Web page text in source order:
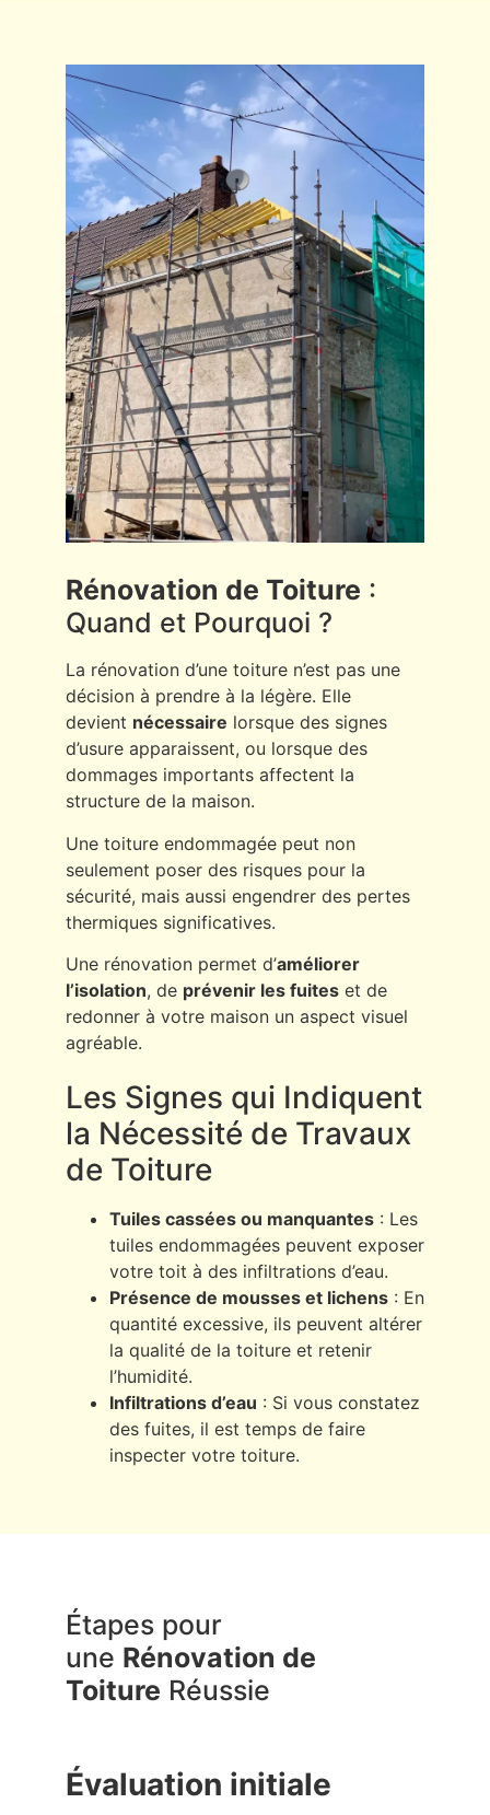
Rénovation de Toiture :
Quand et Pourquoi ?
La rénovation d’une toiture n’est pas une
décision à prendre à la légère. Elle
devient nécessaire lorsque des signes
d’usure apparaissent, ou lorsque des
dommages importants affectent la
structure de la maison.
Une toiture endommagée peut non
seulement poser des risques pour la
sécurité, mais aussi engendrer des pertes
thermiques significatives.
Une rénovation permet d’améliorer
l’isolation, de prévenir les fuites et de
redonner à votre maison un aspect visuel
agréable.
Les Signes qui Indiquent
la Nécessité de Travaux
de Toiture
Tuiles cassées ou manquantes : Les
tuiles endommagées peuvent exposer
votre toit à des infiltrations d’eau.
Présence de mousses et lichens : En
quantité excessive, ils peuvent altérer
la qualité de la toiture et retenir
l’humidité.
Infiltrations d’eau : Si vous constatez
des fuites, il est temps de faire
inspecter votre toiture.
Étapes pour
une Rénovation de
Toiture Réussie
Évaluation initiale